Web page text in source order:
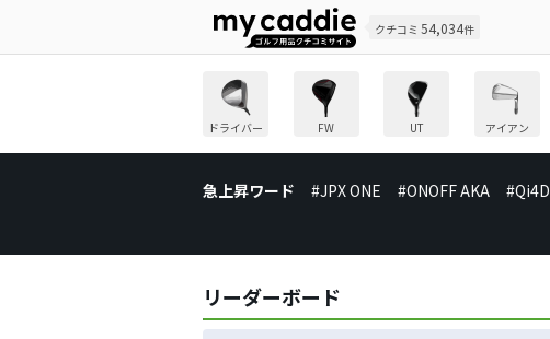
クチコミ 54,034件
ドライバー FW UT アイアン
急上昇ワード #JPX ONE #ONOFF AKA #Qi4D
リーダーボード